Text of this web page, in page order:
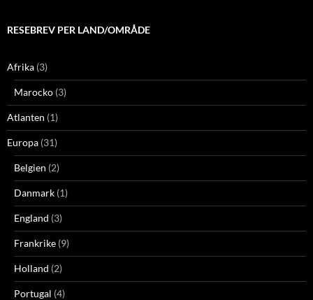
RESEBREV PER LAND/OMRÅDE
Afrika (3)
Marocko (3)
Atlanten (1)
Europa (31)
Belgien (2)
Danmark (1)
England (3)
Frankrike (9)
Holland (2)
Portugal (4)